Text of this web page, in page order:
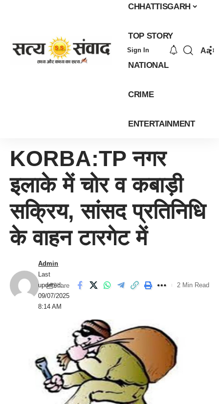
CHHATTISGARH
TOP STORY
NATIONAL
CRIME
ENTERTAINMENT
Sign In Aa
KORBA:TP नगर
इलाके में चोर व कबाड़ी
सक्रिय, सांसद प्रतिनिधि
के वाहन टारगेट में
Last
updated:
09/07/2025
8:14 AM
Admin
Share 2 Min Read